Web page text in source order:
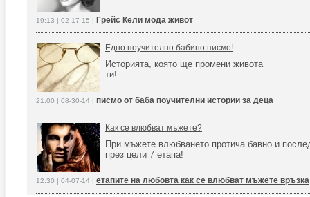
19:13 | 02-17-15 | Грейс Кели мода живот
Едно поучително бабино писмо!
Историята, която ще промени живота
ти!
21:00 | 08-30-14 | писмо от баба поучителни истории за деца
Как се влюбват мъжете?
При мъжете влюбването протича бавно и
през цели 7 етапа!
12:30 | 04-07-14 | етапите на любовта как се влюбват мъжете връзка